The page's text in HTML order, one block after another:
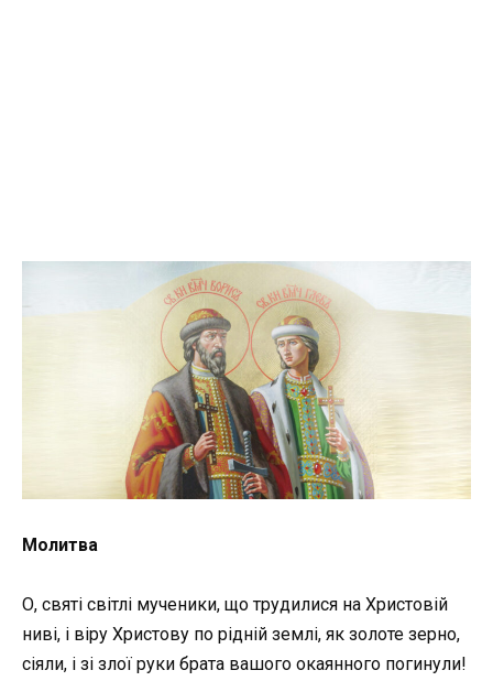
Молитва
О, святі світлі мученики, що трудилися на Христовій
ниві, і віру Христову по рідній землі, як золоте зерно,
сіяли, і зі злої руки брата вашого окаянного погинули!